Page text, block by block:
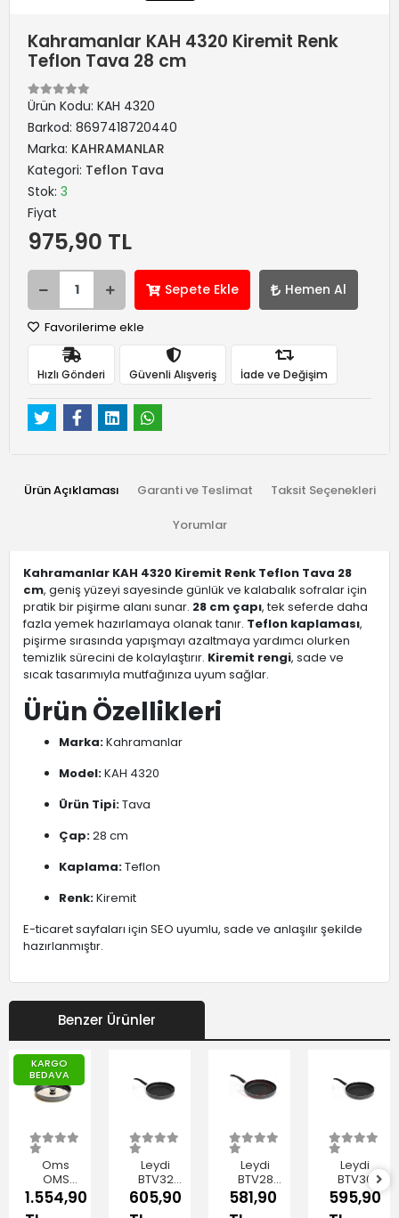
Kahramanlar KAH 4320 Kiremit Renk
Teflon Tava 28 cm
Ürün Kodu: KAH 4320
Barkod: 8697418720440
Marka: KAHRAMANLAR
Kategori: Teflon Tava
Stok: 3
Fiyat
975,90 TL
Sepete Ekle Hemen Al
Favorilerime ekle
Hızlı Gönderi Güvenli Alışveriş İade ve Değişim
Ürün Açıklaması Garanti ve Teslimat Taksit Seçenekleri
Yorumlar
Kahramanlar KAH 4320 Kiremit Renk Teflon Tava 28
cm, geniş yüzeyi sayesinde günlük ve kalabalık sofralar için
pratik bir pişirme alanı sunar. 28 cm çapı, tek seferde daha
fazla yemek hazırlamaya olanak tanır. Teflon kaplaması,
pişirme sırasında yapışmayı azaltmaya yardımcı olurken
temizlik sürecini de kolaylaştırır. Kiremit rengi, sade ve
sıcak tasarımıyla mutfağınıza uyum sağlar.
Ürün Özellikleri
Marka:Kahramanlar
Model:KAH 4320
Ürün Tipi:Tava
Çap:28 cm
Kaplama:Teflon
Renk:Kiremit
E-ticaret sayfaları için SEO uyumlu, sade ve anlaşılır şekilde
hazırlanmıştır.
Benzer Ürünler
KARGO
BEDAVA
Oms
OMS
3222.32
Metal
1.554,90
Leydi
BTV32
Bakalit
Teflon
605,90
Leydi
BTV28
Klasik
Balık
581,90
Leydi
BTV30
Bakalit
Teflon
595,90